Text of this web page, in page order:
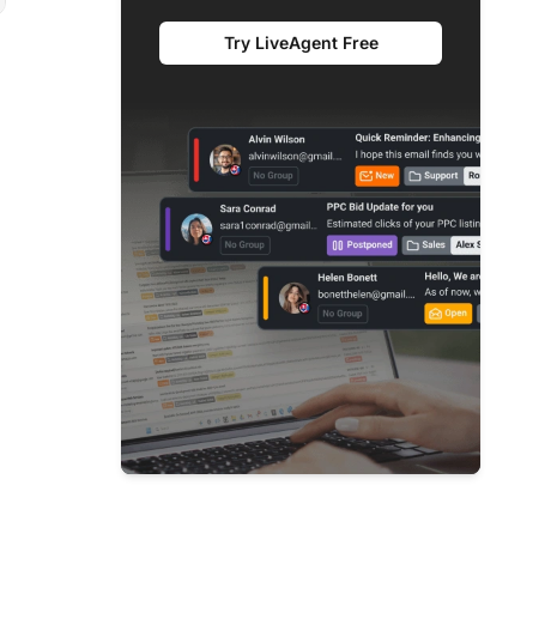
Try LiveAgent Free